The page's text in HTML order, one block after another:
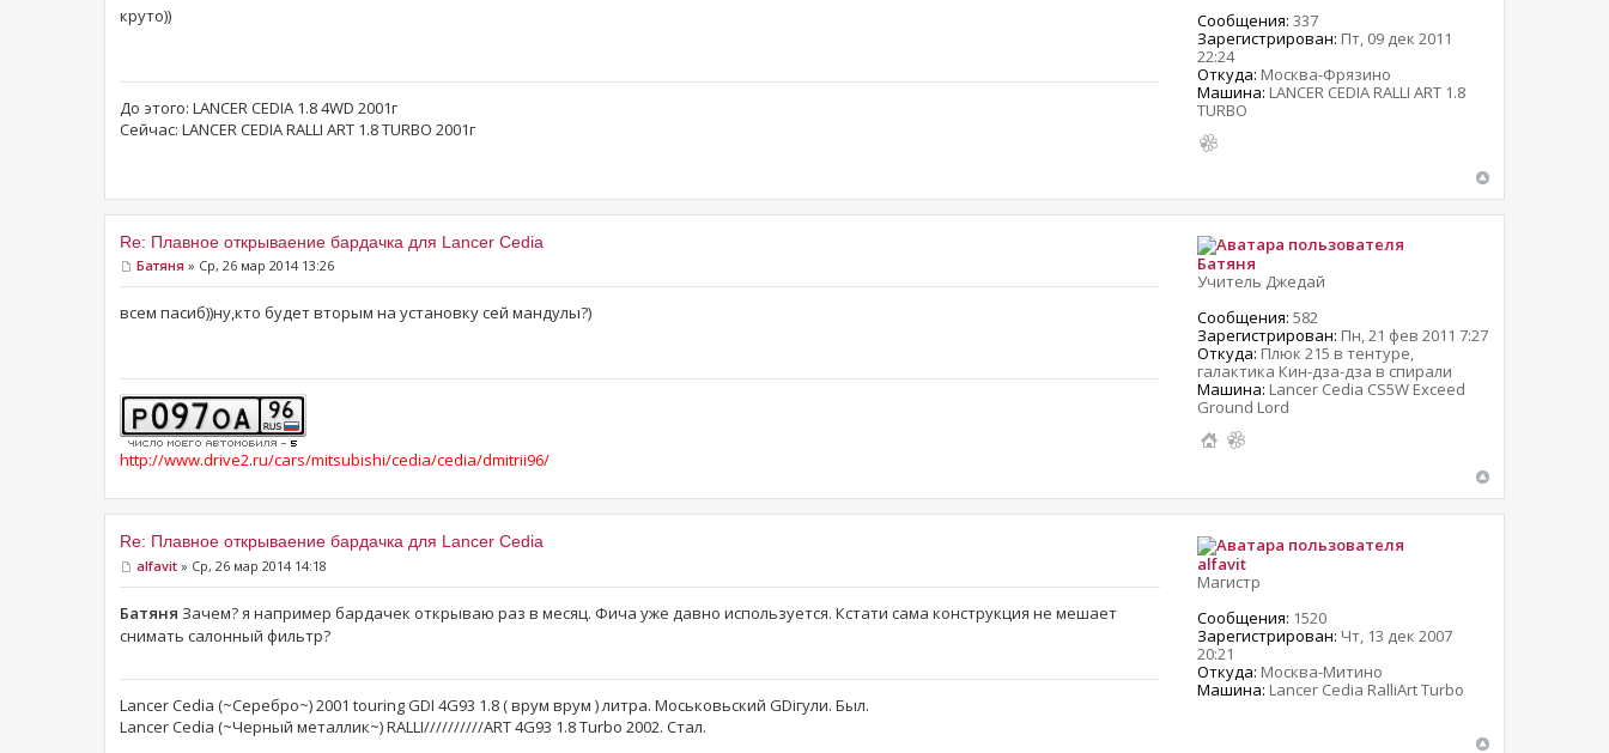
круто))
До этого: LANCER CEDIA 1.8 4WD 2001г
Сейчас: LANCER CEDIA RALLI ART 1.8 TURBO 2001г
Сообщения: 337
Зарегистрирован: Пт, 09 дек 2011
22:24
Откуда: Москва-Фрязино
Машина: LANCER CEDIA RALLI ART 1.8
TURBO
Re: Плавное открываение бардачка для Lancer Cedia
Батяня » Ср, 26 мар 2014 13:26
всем пасиб))ну,кто будет вторым на установку сей мандулы?)
http://www.drive2.ru/cars/mitsubishi/cedia/cedia/dmitrii96/
Батяня
Учитель Джедай
Сообщения: 582
Зарегистрирован: Пн, 21 фев 2011 7:27
Откуда: Плюк 215 в тентуре,
галактика Кин-дза-дза в спирали
Машина: Lancer Cedia CS5W Exceed
Ground Lord
Re: Плавное открываение бардачка для Lancer Cedia
alfavit » Ср, 26 мар 2014 14:18
Батяня Зачем? я например бардачек открываю раз в месяц. Фича уже давно используется. Кстати сама конструкция не мешает
снимать салонный фильтр?
Lancer Cedia (~Серебро~) 2001 touring GDI 4G93 1.8 ( врум врум ) литра. Моськовьский GDiгули. Был.
Lancer Cedia (~Черный металлик~) RALLI//////////ART 4G93 1.8 Turbo 2002. Стал.
alfavit
Магистр
Сообщения: 1520
Зарегистрирован: Чт, 13 дек 2007
20:21
Откуда: Москва-Митино
Машина: Lancer Cedia RalliArt Turbo